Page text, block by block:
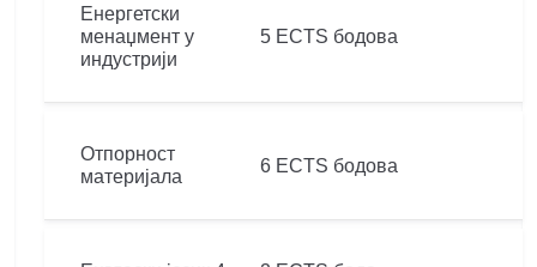
Енергетски
менаџмент у
индустрији
5 ECTS бодова
Отпорност
материјала
6 ECTS бодова